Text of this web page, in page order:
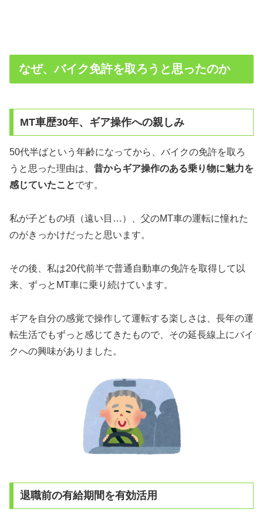
なぜ、バイク免許を取ろうと思ったのか
MT車歴30年、ギア操作への親しみ
50代半ばという年齢になってから、バイクの免許を取ろ
うと思った理由は、 昔からギア操作のある乗り物に魅力を
感じていたことです。
私が子どもの頃（遠い目…）、父のMT車の運転に憧れた
のがきっかけだったと思います。
その後、私は20代前半で普通自動車の免許を取得して以
来、ずっとMT車に乗り続けています。
ギアを自分の感覚で操作して運転する楽しさは、長年の運
転生活でもずっと感じてきたもので、その延長線上にバイ
クへの興味がありました。
退職前の有給期間を有効活用